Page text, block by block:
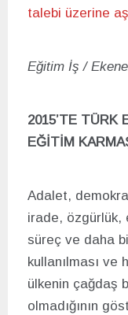
talebi üzerine
Eğitim İş /
2015’TE TÜRK
EĞİTİM
Adalet,
irade, özgürlük,
süreç ve daha
kullanılması ve
ülkenin çağdaş
olmadığının